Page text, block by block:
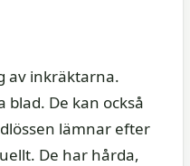
av inkräktarna.
De kan också
lämnar efter
De har hårda,